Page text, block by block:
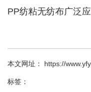
PP纺粘无纺布广泛
本文网址： https://
标签：